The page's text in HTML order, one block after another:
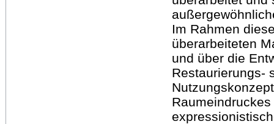
Im Rahmen
überarbeiteten
und über die
Restaurierungs-